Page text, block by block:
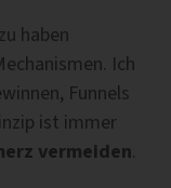
haben
Ich
Funnels
ist immer
vermeiden.